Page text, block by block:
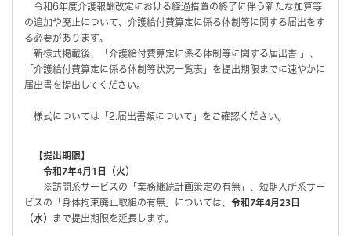
令和6年度介護報酬改定における経過措置の終了に伴う新たな加算等
の追加や廃止について、介護給付費算定に係る体制等に関する届出をす
る必要があります。
新様式掲載後、「介護給付費算定に係る体制等に関する届出書 」、
「介護給付費算定に係る体制等状況一覧表」を提出期限までに速やかに
届出書を提出してください。
様式については「2.届出書類について」をご確認ください。
【提出期限】
令和7年4月1日（火）
※訪問系サービスの「業務継続計画策定の有無」、短期入所系サー
ビスの「身体拘束廃止取組の有無」については、 令和7年4月23日
（水） まで提出期限を延長します。